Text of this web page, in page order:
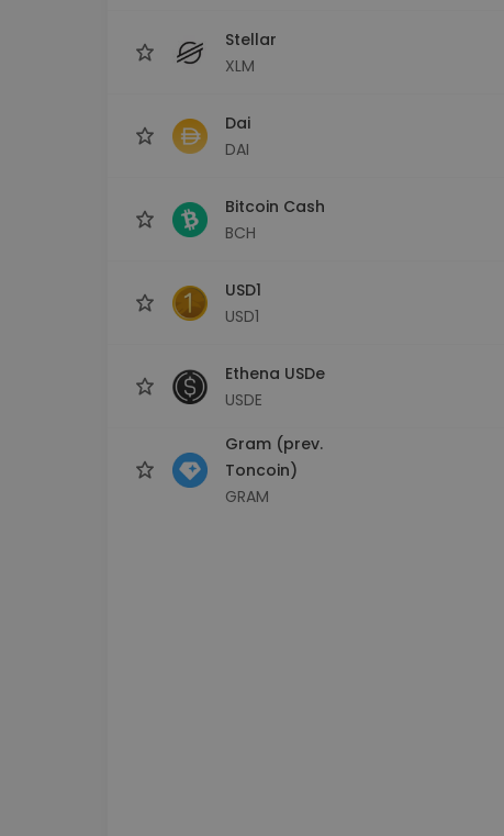
Stellar
XLM
Dai
DAI
Bitcoin Cash
BCH
USD1
USD1
Ethena USDe
USDE
Gram (prev.
Toncoin)
GRAM